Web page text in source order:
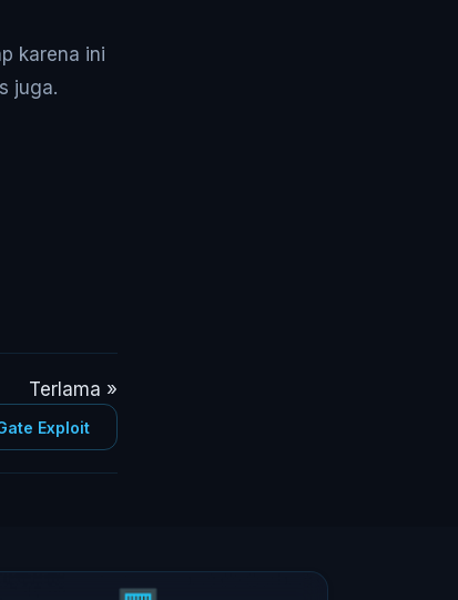
karena ini
juga.
Terlama »
Exploit